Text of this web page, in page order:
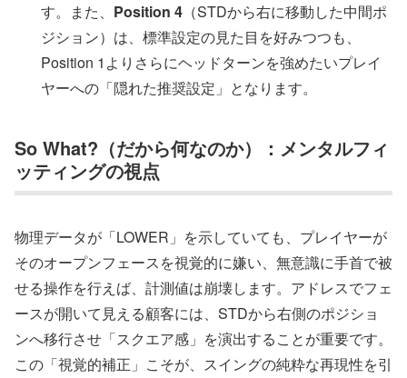
す。また、 Position 4 （STDから右に移動した中間ポ
ジション）は、標準設定の見た目を好みつつも、
Position 1よりさらにヘッドターンを強めたいプレイ
ヤーへの「隠れた推奨設定」となります。
So What?（だから何なのか）：メンタルフィ
ッティングの視点
物理データが「LOWER」を示していても、プレイヤーが
そのオープンフェースを視覚的に嫌い、無意識に手首で被
せる操作を行えば、計測値は崩壊します。アドレスでフェ
ースが開いて見える顧客には、STDから右側のポジショ
ンへ移行させ「スクエア感」を演出することが重要です。
この「視覚的補正」こそが、スイングの純粋な再現性を引